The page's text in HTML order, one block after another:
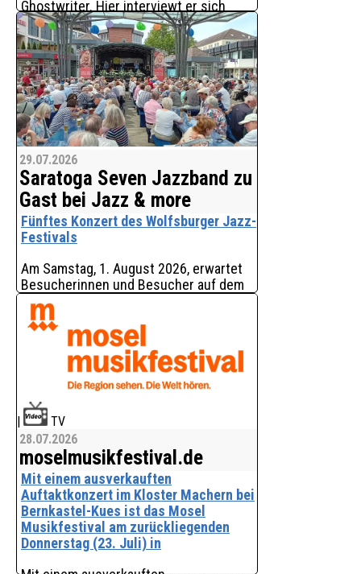
Ghostwriter. Hier interviewt er sich
selbst - über die Überlebenschancen
seines Berufs, der von KI attackiert
wird. Als Zugabe und zum Vergleich
kommt im Anschl
29.07.2026
Saratoga Seven Jazzband zu
Gast bei Jazz & more
Fünftes Konzert des Wolfsburger Jazz-
Festivals
Am Samstag, 1. August 2026, erwartet
Besucherinnen und Besucher auf dem
Hugo-Bork-Platz von 11 bis 14 Uhr
erstklassiger Dixieland-Jazz der
Saratoga Seven Jazzband. Das Konzert
ist das fünfte von insg
TV
28.07.2026
moselmusikfestival.de
Mit einem ausverkauften
Auftaktkonzert im Kloster Machern bei
Bernkastel-Kues ist das Mosel
Musikfestival am zurückliegenden
Donnerstag (23. Juli) in